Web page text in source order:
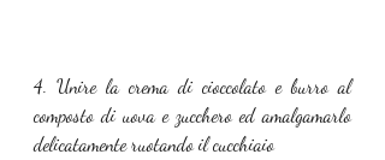
4. Unire la crema di cioccolato e burro al
composto di uova e zucchero ed amalgamarlo
delicatamente ruotando il cucchiaio